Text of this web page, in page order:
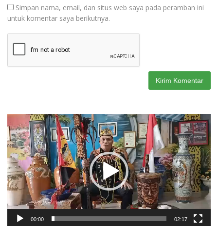
Simpan nama, email, dan situs web saya pada peramban ini
untuk komentar saya berikutnya.
Pemutar
Video
00:00 02:17